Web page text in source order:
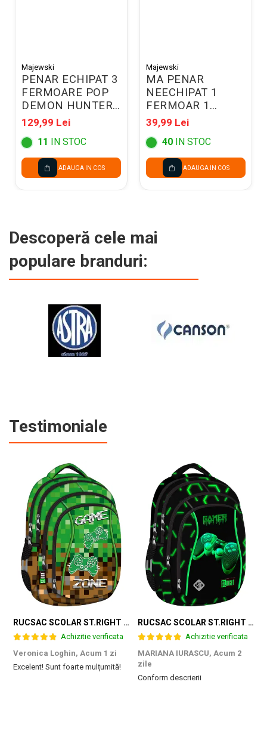
Majewski
PENAR ECHIPAT 3
FERMOARE POP
DEMON HUNTERS
VIOLET 304835
129,99 Lei
11 IN STOC
ADAUGA IN COS
Majewski
MA PENAR
NEECHIPAT 1
FERMOAR 1
EXTENSIE
ST.RIGHT PC-01
MAGIC UNICORN
685453
39,99 Lei
40 IN STOC
ADAUGA IN COS
Descoperă cele mai
populare branduri:
Testimoniale
RUCSAC SCOLAR ST.RIGHT 4 COMPARTIMENTE BP-04 GAME ZONE 698187
Achizitie verificata
Veronica Loghin, Acum 1 zi
Excelent! Sunt foarte mulțumită!
RUCSAC SCOLAR ST.RIGHT 4 COMPARTIMENTE BP-04 GREEN LEVEL 301339
Achizitie verificata
MARIANA IURASCU, Acum 2
zile
Conform descrierii